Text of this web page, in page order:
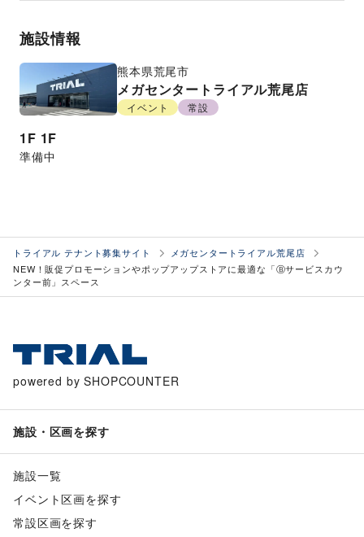
施設情報
熊本県荒尾市
メガセンタートライアル荒尾店
イベント 常設
1F 1F
準備中
トライアル テナント募集サイト
メガセンタートライアル荒尾店
NEW！販促プロモーションやポップアップストアに最適な「Ⓑサービスカウ
ンター前」スペース
powered by SHOPCOUNTER
施設・区画を探す
施設一覧
イベント区画を探す
常設区画を探す